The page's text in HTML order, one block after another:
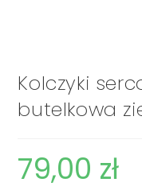
Kolczyki
butelkowa
79,00 zł